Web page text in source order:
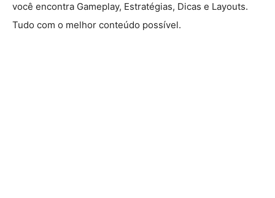
você encontra Gameplay, Estratégias, Dicas e Layouts.
Tudo com o melhor conteúdo possível.